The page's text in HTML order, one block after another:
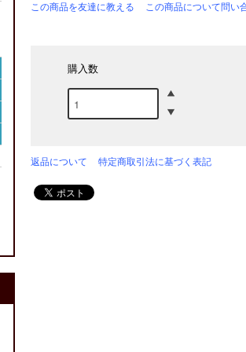
この商品を友達に教える この商品について問い
購入数
返品について 特定商取引法に基づく表記